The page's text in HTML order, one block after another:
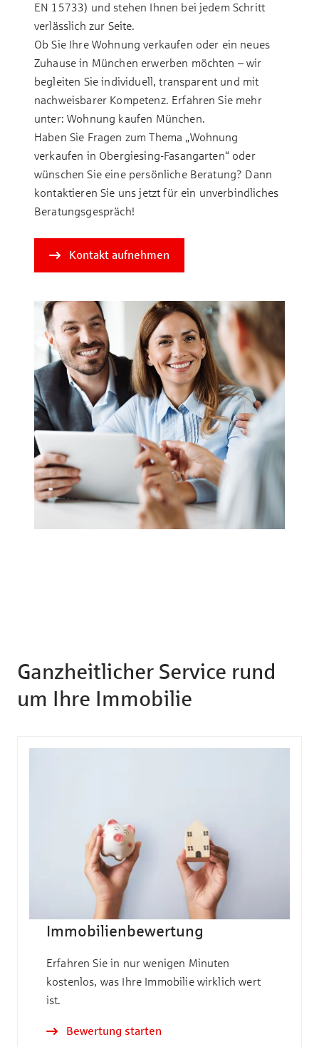
EN 15733) und stehen Ihnen bei jedem Schritt
verlässlich zur Seite.
Ob Sie Ihre Wohnung verkaufen oder ein neues
Zuhause in München erwerben möchten – wir
begleiten Sie individuell, transparent und mit
nachweisbarer Kompetenz. Erfahren Sie mehr
unter: Wohnung kaufen München.
Haben Sie Fragen zum Thema „Wohnung
verkaufen in Obergiesing-Fasangarten“ oder
wünschen Sie eine persönliche Beratung? Dann
kontaktieren Sie uns jetzt für ein unverbindliches
Beratungsgespräch!
Kontakt aufnehmen
Ganzheitlicher Service rund
um Ihre Immobilie
Immobilienbewertung
Erfahren Sie in nur wenigen Minuten
kostenlos, was Ihre Immobilie wirklich wert
ist.
Bewertung starten